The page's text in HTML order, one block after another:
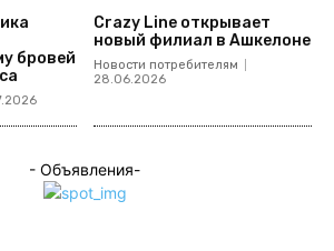
бровей
Crazy Line открывает
новый филиал в Ашкелоне
Новости потребителям
28.06.2026
- Объявления-